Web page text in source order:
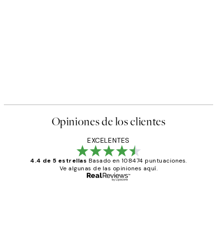
Opiniones de los clientes
EXCELENTES
4.4 de 5 estrellas Basado en 108474 puntuaciones.
Ve algunas de las opiniones aquí.